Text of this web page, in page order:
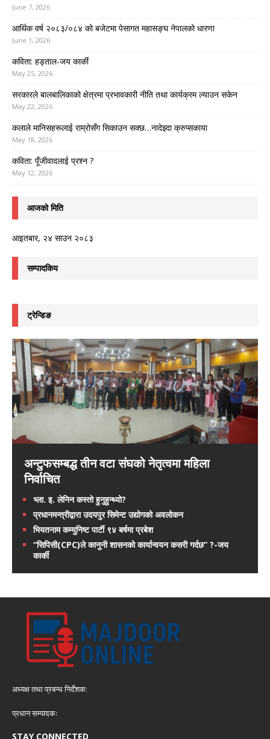
June 7, 2026
आर्थिक वर्ष २०८३/०८४ को बजेटमा पेसागत महासङ्घ नेपालको धारणा
June 1, 2026
कविता: हड्ताल-जय कार्की
May 25, 2026
सरकारले बालबालिकाको क्षेत्रमा प्रभावकारी नीति तथा कार्यक्रम ल्याउन सकेन
May 22, 2026
कलाले मानिसहरूलाई राम्रोसँग सिकाउन सक्छ…नादेझ्दा क्रुप्सकाया
May 18, 2026
कविता: पूँजीवादलाई प्रश्न ?
May 12, 2026
आजको मिति
आइतबार, २४ साउन २०८३
सम्पादकिय
ट्रेन्डिङ
अन्टुफसम्बद्ध तीन वटा संघको नेतृत्वमा महिला
निर्वाचित
भ्ला. इ. लेनिन कस्तो हुनुहुन्थ्यो?
प्रधानमन्त्रीद्वारा उदयपुर सिमेन्ट उद्योगको अवलोकन
भियतनाम कम्युनिष्ट पार्टी ९४ बर्षमा प्रबेश
“सिपिसी(CPC)ले कानुनी शासनको कार्यान्वयन कसरी गर्दछ” ?-जय
कार्की
अध्यक्ष तथा प्रबन्ध निर्देशक:
प्रधान सम्पादकः
STAY CONNECTED